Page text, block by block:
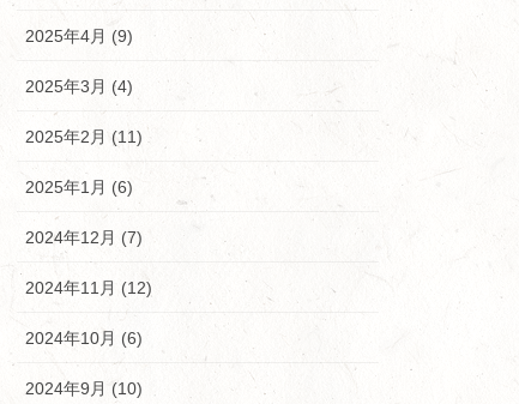
2025年4月 (9)
2025年3月 (4)
2025年2月 (11)
2025年1月 (6)
2024年12月 (7)
2024年11月 (12)
2024年10月 (6)
2024年9月 (10)